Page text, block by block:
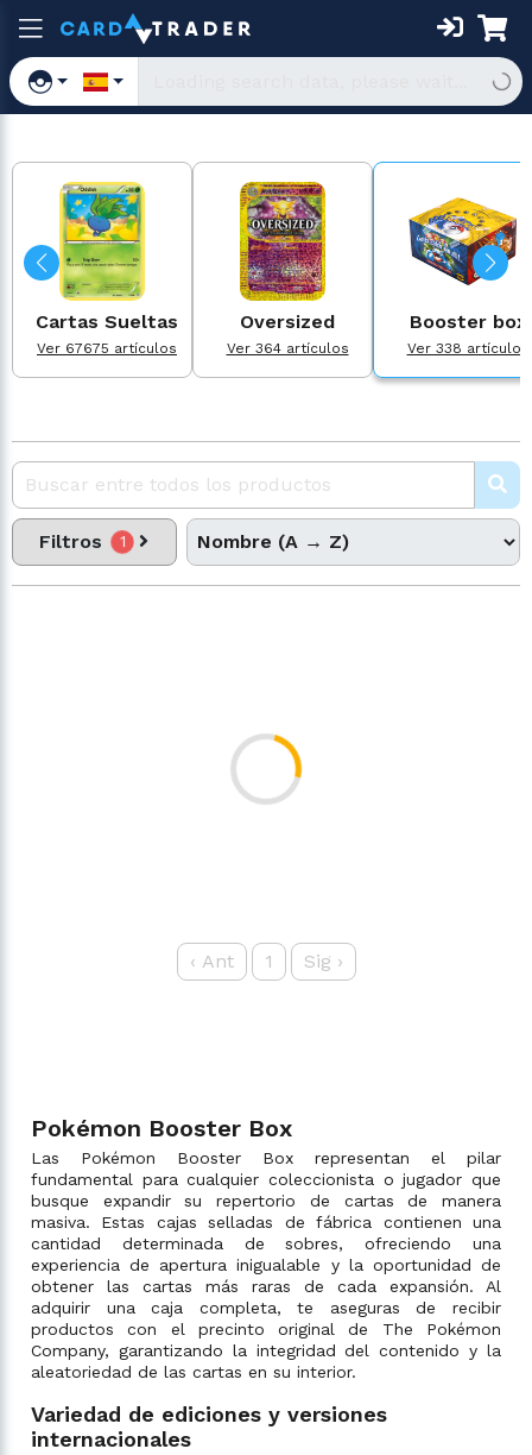
Cartas Sueltas
Ver 67675 artículos
Oversized
Ver 364 artículos
Booster box
Ver 338 artículos
Filtros 1
‹ Ant 1 Sig ›
Pokémon Booster Box
Las Pokémon Booster Box representan el pilar
fundamental para cualquier coleccionista o jugador que
busque expandir su repertorio de cartas de manera
masiva. Estas cajas selladas de fábrica contienen una
cantidad determinada de sobres, ofreciendo una
experiencia de apertura inigualable y la oportunidad de
obtener las cartas más raras de cada expansión. Al
adquirir una caja completa, te aseguras de recibir
productos con el precinto original de The Pokémon
Company, garantizando la integridad del contenido y la
aleatoriedad de las cartas en su interior.
Variedad de ediciones y versiones
internacionales